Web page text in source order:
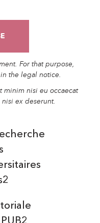
For that purpose,
the legal notice.
minim nisi eu occaecat
ex deserunt.